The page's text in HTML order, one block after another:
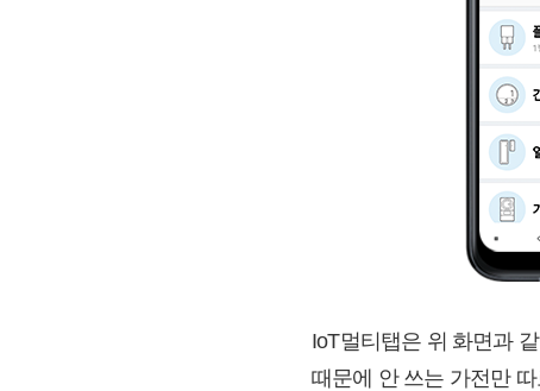
IoT멀티탭은 위 화면과
때문에 안 쓰는 가전만